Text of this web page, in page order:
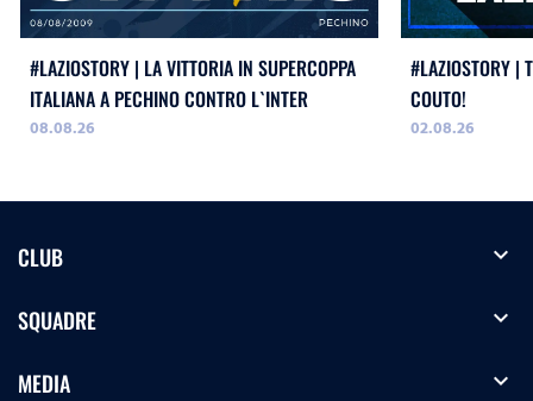
#LAZIOSTORY | LA VITTORIA IN SUPERCOPPA
ITALIANA A PECHINO CONTRO L`INTER
08.08.26
#LAZIOSTORY |
COUTO!
02.08.26
CLUB expand_more
SQUADRE expand_more
MEDIA expand_more